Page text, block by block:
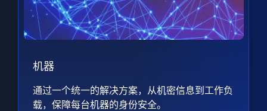
机器
通过一个统一的解决方案，从机密信息到工作负
载，保障每台机器的身份安全。